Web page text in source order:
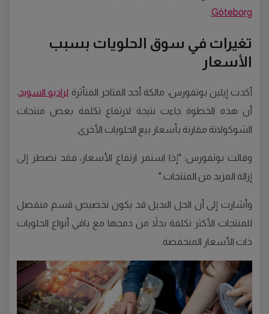
Göteborg
تغيرات في سوق الحلويات بسبب
الأسعار
أكدت إيلين بوتفورس، مالكة أحد المتاجر المتأثرة لراديو السويد،
أن هذه الخطوة جاءت نتيجة لارتفاع تكلفة بعض منتجات
الشوكولاتة مقارنة بأسعار بيع الحلويات الأخرى.
وقالت بوتفورس: "إذا استمر ارتفاع الأسعار، فقد نضطر إلى
إزالة المزيد من المنتجات."
وأشارت إلى أن الحل البديل قد يكون تخصيص قسم منفصل
للمنتجات الأكثر تكلفة بدلاً من دمجها مع باقي أنواع الحلويات
ذات الأسعار المنخفضة.